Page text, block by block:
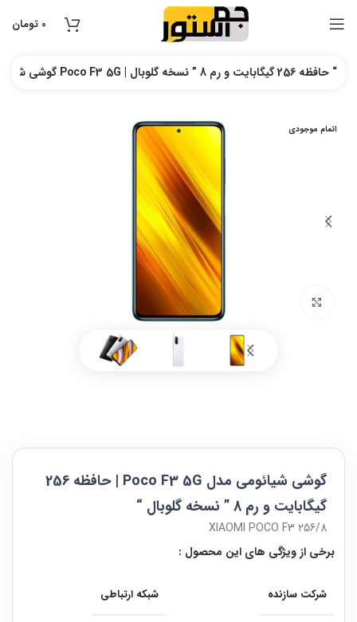
0 تومان
گوشی شیائومی مدل Poco F3 5G | حافظه 256 گیگابایت و رم 8 ” نسخه گلوبال “
اتمام موجودی
گوشی شیائومی مدل Poco F3 5G | حافظه 256
گیگابایت و رم 8 ” نسخه گلوبال “
XIAOMI POCO F3 256/8
برخی از ویژگی های این محصول :
شرکت سازنده شبکه ارتباطی